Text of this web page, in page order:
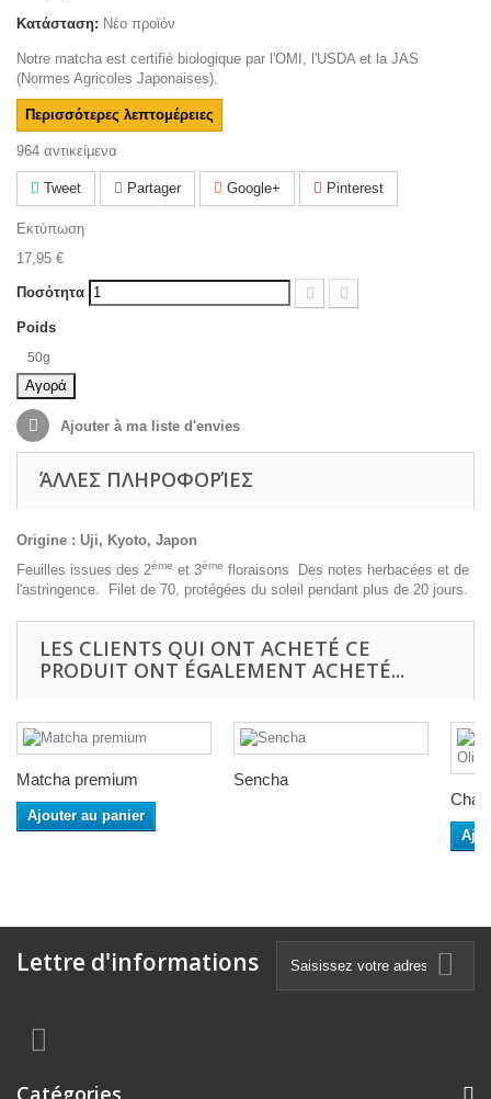
Κατάσταση: Νέο προϊόν
Notre matcha est certifié biologique par l'OMI, l'USDA et la JAS
(Normes Agricoles Japonaises).
Περισσότερες λεπτομέρειες
964 αντικείμενα
Tweet Partager Google+ Pinterest
Εκτύπωση
17,95 €
Ποσότητα
Poids
50g
Αγορά
Ajouter à ma liste d'envies
ΆΛΛΕΣ ΠΛΗΡΟΦΟΡΊΕΣ
Origine : Uji, Kyoto, Japon
Feuilles issues des 2ème et 3ème floraisons Des notes herbacées et de
l'astringence. Filet de 70, protégées du soleil pendant plus de 20 jours.
LES CLIENTS QUI ONT ACHETÉ CE
PRODUIT ONT ÉGALEMENT ACHETÉ...
Matcha premium
Ajouter au panier
Sencha
Lettre d'informations
Catégories